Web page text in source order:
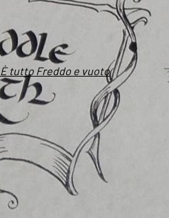
È tutto Freddo e vuoto